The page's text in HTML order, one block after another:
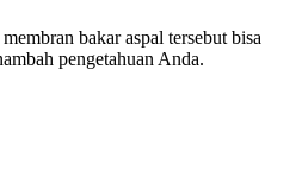
bakar aspal tersebut bisa
pengetahuan Anda.